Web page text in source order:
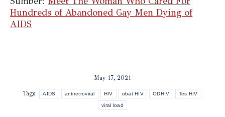
Hundreds of Abandoned Gay Men Dying of
AIDS
May 17, 2021
Tags: AIDS antiretroviral HIV obat HIV ODHIV Tes HIV
viral load